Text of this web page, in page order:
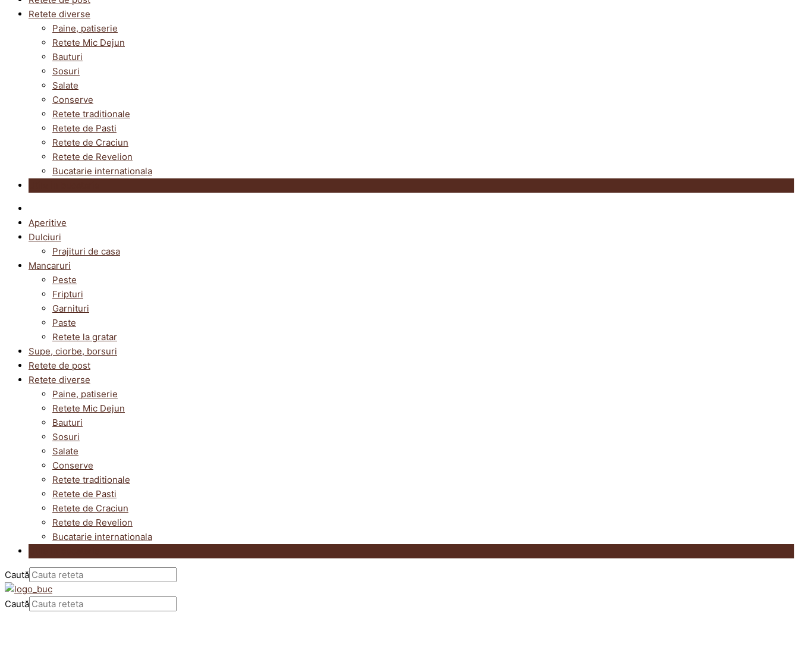
Retete diverse
Paine, patiserie
Retete Mic Dejun
Bauturi
Sosuri
Salate
Conserve
Retete traditionale
Retete de Pasti
Retete de Craciun
Retete de Revelion
Bucatarie internationala
Aperitive
Dulciuri
Prajituri de casa
Mancaruri
Peste
Fripturi
Garnituri
Paste
Retete la gratar
Supe, ciorbe, borsuri
Retete de post
Retete diverse
Paine, patiserie
Retete Mic Dejun
Bauturi
Sosuri
Salate
Conserve
Retete traditionale
Retete de Pasti
Retete de Craciun
Retete de Revelion
Bucatarie internationala
Caută
Caută